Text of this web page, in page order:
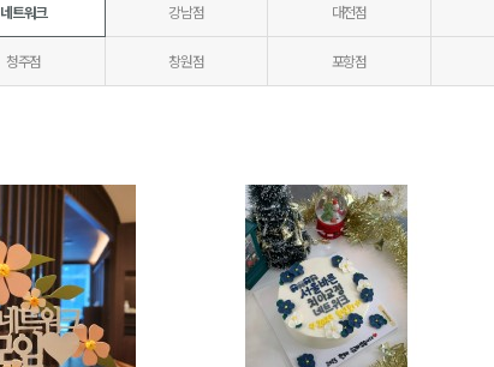
네트워크 강남점 대전점
청주점 창원점 포항점